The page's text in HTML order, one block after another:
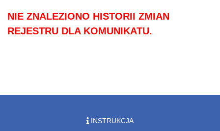
NIE ZNALEZIONO HISTORII ZMIAN
REJESTRU DLA KOMUNIKATU.
INSTRUKCJA